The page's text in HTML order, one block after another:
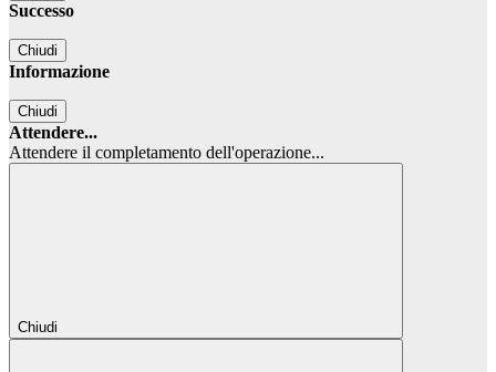
Successo
Chiudi
Informazione
Chiudi
Attendere...
Attendere il completamento dell'operazione...
Chiudi